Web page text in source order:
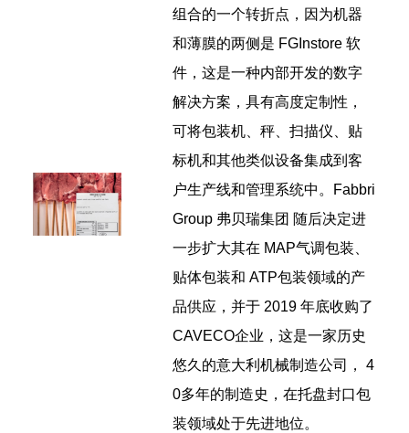
组合的一个转折点，因为机器
和薄膜的两侧是 FGInstore 软
件，这是一种内部开发的数字
解决方案，具有高度定制性，
可将包装机、秤、扫描仪、贴
标机和其他类似设备集成到客
户生产线和管理系统中。Fabbri
Group 弗贝瑞集团 随后决定进
一步扩大其在 MAP气调包装、
贴体包装和 ATP包装领域的产
品供应，并于 2019 年底收购了
CAVECO企业，这是一家历史
悠久的意大利机械制造公司， 4
0多年的制造史，在托盘封口包
装领域处于先进地位。